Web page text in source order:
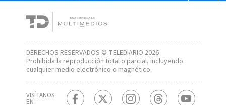
DERECHOS RESERVADOS © TELEDIARIO 2026
Prohibida la reproducción total o parcial, incluyendo
cualquier medio electrónico o magnético.
VISÍTANOS
EN